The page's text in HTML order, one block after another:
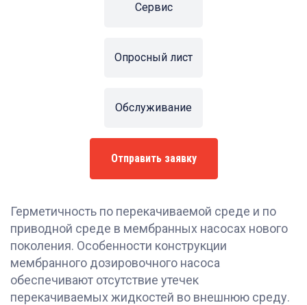
Сервис
Опросный лист
Обслуживание
Отправить заявку
Герметичность по перекачиваемой среде и по
приводной среде в мембранных насосах нового
поколения. Особенности конструкции
мембранного дозировочного насоса
обеспечивают отсутствие утечек
перекачиваемых жидкостей во внешнюю среду.